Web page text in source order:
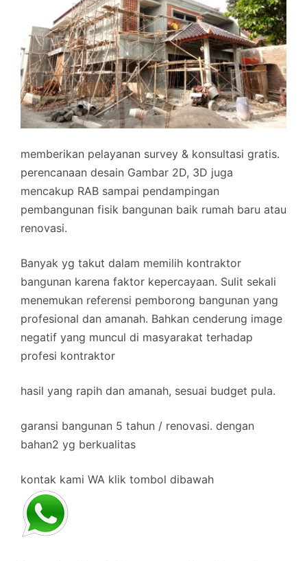
memberikan pelayanan survey & konsultasi gratis.
perencanaan desain Gambar 2D, 3D juga
mencakup RAB sampai pendampingan
pembangunan fisik bangunan baik rumah baru atau
renovasi.
Banyak yg takut dalam memilih kontraktor
bangunan karena faktor kepercayaan. Sulit sekali
menemukan referensi pemborong bangunan yang
profesional dan amanah. Bahkan cenderung image
negatif yang muncul di masyarakat terhadap
profesi kontraktor
hasil yang rapih dan amanah, sesuai budget pula.
garansi bangunan 5 tahun / renovasi. dengan
bahan2 yg berkualitas
kontak kami WA klik tombol dibawah